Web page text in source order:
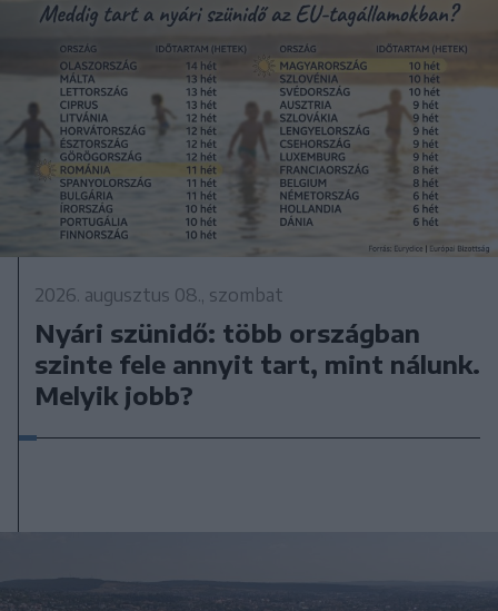
2026. augusztus 08., szombat
Nyári szünidő: több országban
szinte fele annyit tart, mint nálunk.
Melyik jobb?